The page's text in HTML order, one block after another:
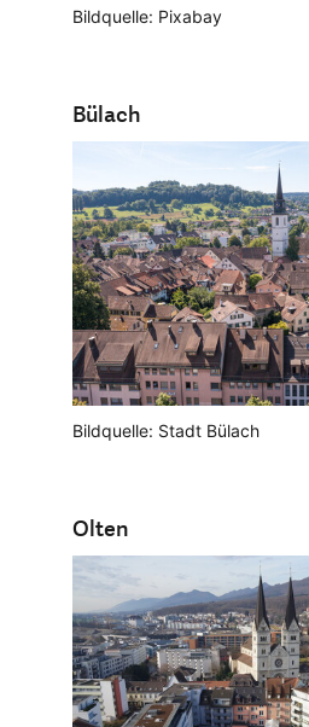
Bildquelle: Pixabay
Bülach
Bildquelle: Stadt Bülach
Olten